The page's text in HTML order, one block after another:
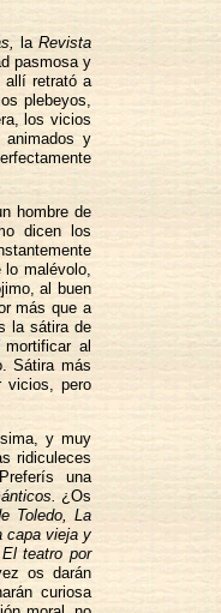
laRevista
pasmosa y
allí retrató a
plebeyos,
los vicios
animados y
hombre de
dicen los
malévolo,
al buen
más que a
la sátira de
al
Sátira más
vicios, pero
y muy
ridiculeces
una
¿Os
Toledo, La
capa vieja y
teatro por
os darán
curiosa